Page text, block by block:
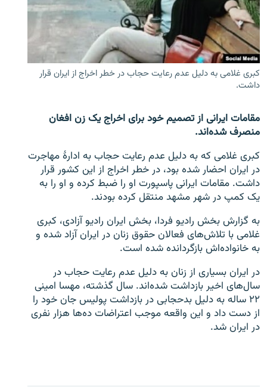
تماس
صفحه پشتو
Azadi English
همۀ سایت‌های رادیو آزادی/ رادیو اروپای آزاد
کبری غلامی به دلیل عدم رعایت حجاب در خطر اخراج از ایران قرار
داشت.
مقامات ایرانی از تصمیم خود برای اخراج یک زن افغان
منصرف شده‌اند.
کبری غلامی که به دلیل عدم رعایت حجاب به ادارۀ مهاجرت
در ایران احضار شده بود، در خطر اخراج از این کشور قرار
داشت. مقامات ایرانی پاسپورت او را ضبط کرده و او را به
یک کمپ در شهر مشهد منتقل کرده بودند.
به گزارش بخش رادیو فردا، بخش ایران رادیو آزادی، کبری
غلامی با تلاش‌های فعالان حقوق زنان در ایران آزاد شده و
به خانواده‌اش بازگردانده شده است.
در ایران بسیاری از زنان به دلیل عدم رعایت حجاب در
سال‌های اخیر بازداشت شده‌اند. سال گذشته، مهسا امینی
۲۲ ساله به دلیل بدحجابی در بازداشت پولیس جان خود را
از دست داد و این واقعه موجب اعتراضات ده‌ها هزار نفری
در ایران شد.